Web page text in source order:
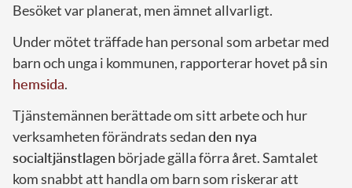
Besöket var planerat, men ämnet allvarligt.
Under mötet träffade han personal som arbetar med
barn och unga i kommunen, rapporterar hovet på sin
hemsida.
Tjänstemännen berättade om sitt arbete och hur
verksamheten förändrats sedanden nya
socialtjänstlagen började gälla förra året. Samtalet
kom snabbt att handla om barn som riskerar att